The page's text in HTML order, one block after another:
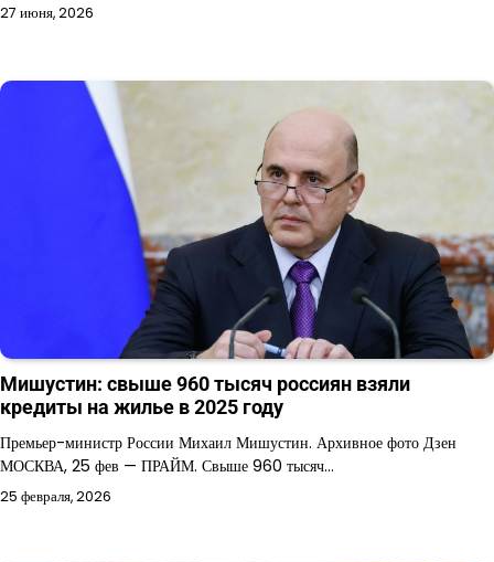
27 июня, 2026
Мишустин: свыше 960 тысяч россиян взяли
кредиты на жилье в 2025 году
Премьер-министр России Михаил Мишустин. Архивное фото Дзен
МОСКВА, 25 фев — ПРАЙМ. Свыше 960 тысяч…
25 февраля, 2026